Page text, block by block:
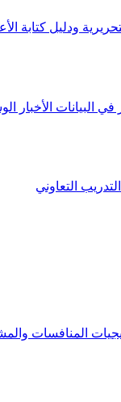
ودليل كتابة
في البيانات الأخبار
التدريب التعاوني
المنافسات